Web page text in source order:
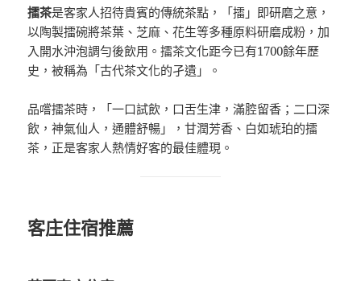
擂茶是客家人招待貴賓的傳統茶點，「擂」即研磨之意，
以陶製擂碗將茶葉、芝麻、花生等多種原料研磨成粉，加
入開水沖泡調勻後飲用。擂茶文化距今已有1700餘年歷
史，被稱為「古代茶文化的孑遺」。
品嚐擂茶時，「一口試飲，口舌生津，滿腔留香；二口深
飲，神氣仙人，通體舒暢」，甘潤芳香、白如琥珀的擂
茶，正是客家人熱情好客的最佳體現。
客庄住宿推薦